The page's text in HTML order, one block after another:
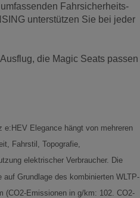
Fahrsicherheits-
unterstützen Sie bei jeder
die Magic Seats passen
Elegance hängt von mehreren
Fahrstil, Topografie,
elektrischer Verbraucher. Die
Grundlage des kombinierten WLTP-
(CO2-Emissionen in g/km: 102. CO2-